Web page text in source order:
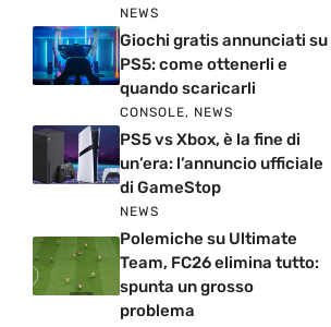
NEWS
Giochi gratis annunciati su
PS5: come ottenerli e
quando scaricarli
CONSOLE, NEWS
PS5 vs Xbox, è la fine di
un’era: l’annuncio ufficiale
di GameStop
NEWS
Polemiche su Ultimate
Team, FC26 elimina tutto:
spunta un grosso
problema